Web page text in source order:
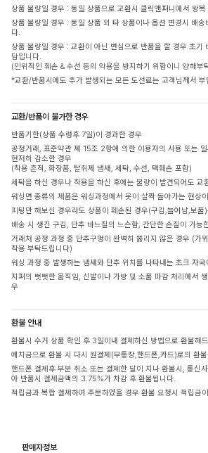
상품 불량일 경우 : 동일 상품으로 교환시 클릭앤퍼니에서 왕
상품 불량일 경우 : 동일 상품 외 타 상품이나 옵션 변경시 배
다.
상품 불량일 경우 : 교환이 아닌 변심으로 반품을 할 경우 초
담입니다.
(인위적인 훼손 & 수선 등의 악용을 방지하기 위함이니 양해부
*교환/반품시에도 추가 발생되는 모든 도선료는 고객님께서 부
교환/반품이 불가한 경우
반품기한(상품 수령후 7일)이 경과한 경우
공정거래, 표준약관 제 15조 2항에 의한 이용자의 사용 또는
현저히 감소한 경우
(착용 흔적, 화장품, 탈취제 냄새, 세탁, 수선, 택훼손 포함)
세탁을 하신 경우나 착용을 하신 후에는 불량이 발견되어도 교
워싱면 종류의 제품은 워싱과정에서 옷이 살짝 돌아가는 현상
피팅만 해보신 경우라도 상품이 훼손된 경우(구김,늘어남,보풀
배송 시 생긴 구김, 단추 바느질의 느슨함, 간단한 손질이 가능
거래처 공정 과정 중 단추구멍이 완벽히 뚫리지 않은 경우 (가
착용 부탁드립니다)
워싱 과정 중 발생하는 냄새와 단추 위치를 나타내는 초크 자국
지퍼의 뻣뻣한 움직임, 신발이나 가방 및 소품 마감 처리에서
우
환불 안내
환불시 수거 상품 확인 후 3일이내 결제하신 방법으로 환불해
예치금으로 환불 시 다시 원결제(무통장,핸드폰,카드)로의 환
핸드폰 결제후 부분 취소 또는 결제한 달이 지나 환불시, 통신
아 반품시 결제금액의 3.75%가 차감 후 환불됩니다.
적립금과 복합 결제하여 주문하였을 경우 환불 요청시 적립금
판매자정보